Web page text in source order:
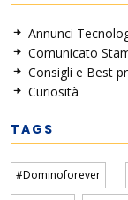
Annunci
Comunicato
Consigli e Best
Curiosità
TAGS
#Dominoforever